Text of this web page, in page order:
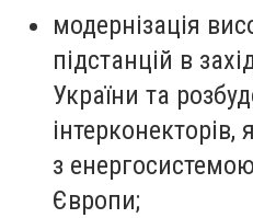
модернізація
підстанцій в
України та
інтерконекторів,
з
Європи;